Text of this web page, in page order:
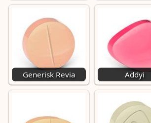
Generisk Revia Addyi